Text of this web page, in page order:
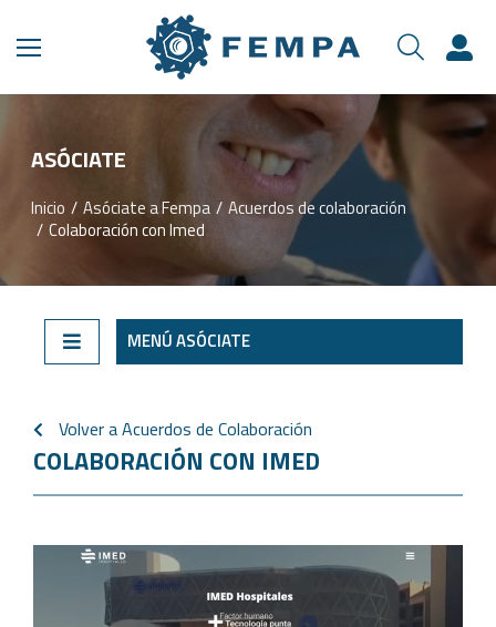
ASÓCIATE​
Estás aquí:
Inicio Asóciate a Fempa
Acuerdos de colaboración
Colaboración con Imed
MENÚ ASÓCIATE
Volver a Acuerdos de Colaboración
COLABORACIÓN CON IMED